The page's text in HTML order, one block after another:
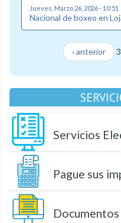
Jueves, Marzo 26, 2026 - 10:51
Nacional de boxeo en
‹ anterior
Servicios
Pague sus